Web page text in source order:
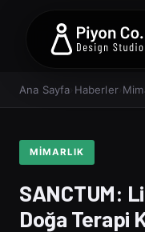
Ana Sayfa Haberler›
MIMARLIK
SANCTUM:
Doğa Terapi